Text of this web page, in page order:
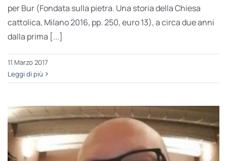
per Bur (Fondata sulla pietra. Una storia della Chiesa
cattolica, Milano 2016, pp. 250, euro 13), a circa due anni
dalla prima [...]
11 Marzo 2017
Leggi di più